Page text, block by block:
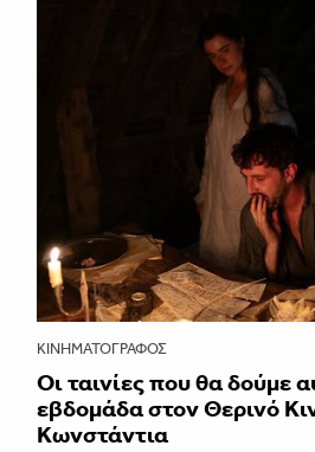
ΚΙΝΗΜΑΤΟΓΡΆΦΟΣ
Οι ταινίες που θα δούμε
εβδομάδα στον Θερινό
Κωνστάντια